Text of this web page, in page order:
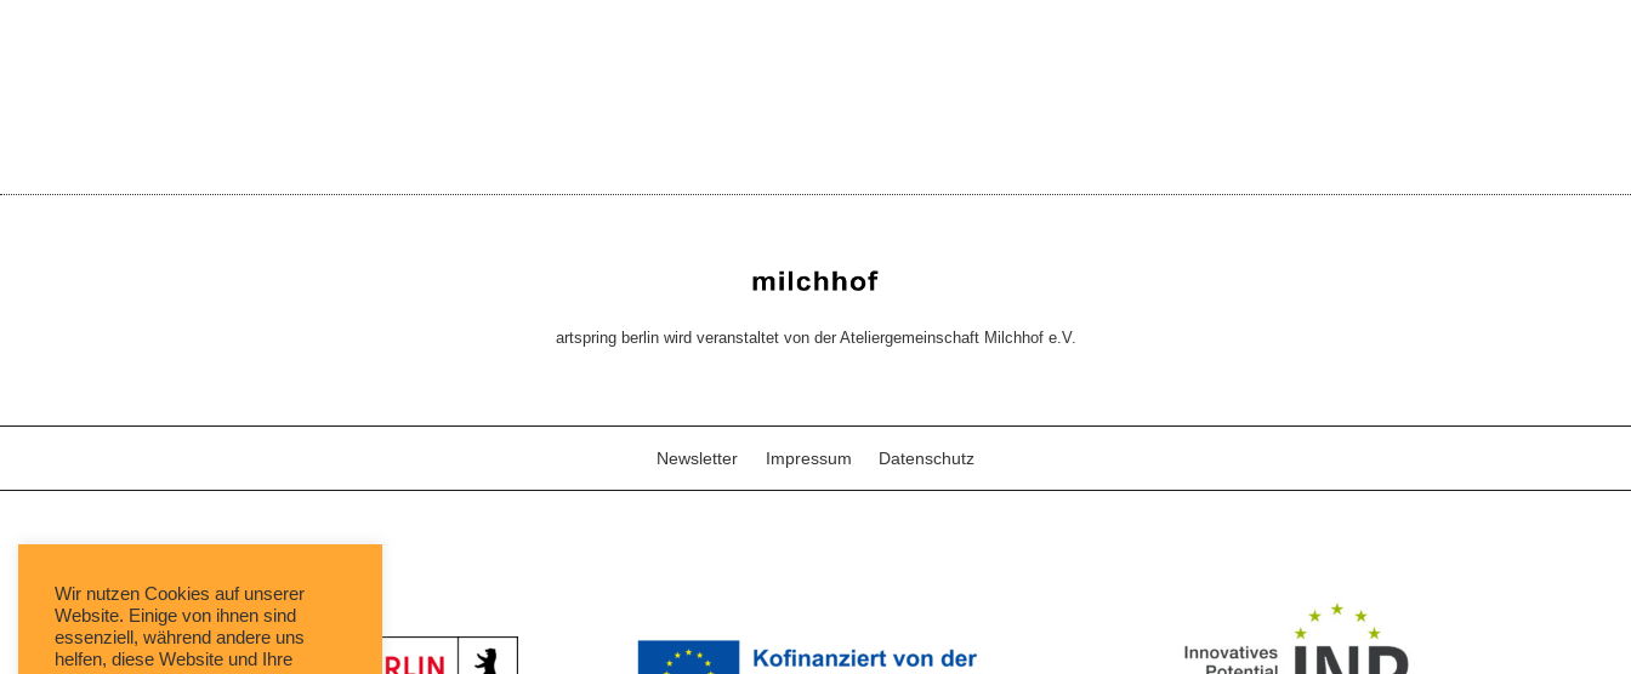
artspring berlin wird veranstaltet von der Ateliergemeinschaft Milchhof e.V.
Newsletter Impressum Datenschutz
Wir nutzen Cookies auf unserer
Website. Einige von ihnen sind
essenziell, während andere uns
helfen, diese Website und Ihre